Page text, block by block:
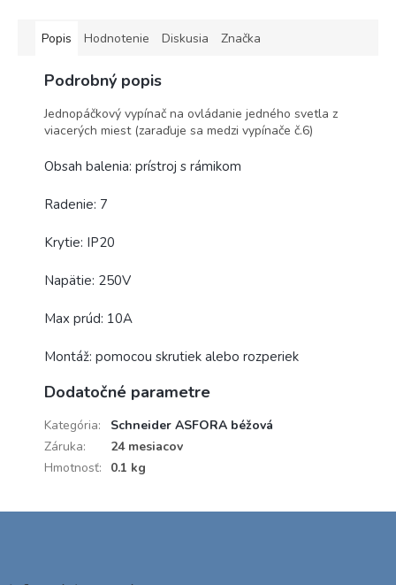
Popis Hodnotenie Diskusia Značka
Podrobný popis
Jednopáčkový vypínač na ovládanie jedného svetla z
viacerých miest (zaraďuje sa medzi vypínače č.6)
Obsah balenia: prístroj s rámikom
Radenie: 7
Krytie: IP20
Napätie: 250V
Max prúd: 10A
Montáž: pomocou skrutiek alebo rozperiek
Dodatočné parametre
Kategória:
Schneider ASFORA béžová
Záruka:
24 mesiacov
Hmotnosť: 0.1 kg